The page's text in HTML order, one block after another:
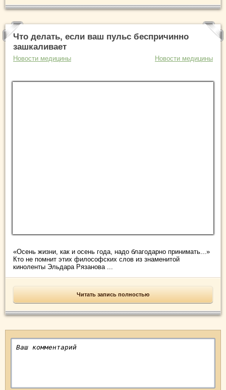
Что делать, если ваш пульс беспричинно
зашкаливает
Новости медицины Новости медицины
«Осень жизни, как и осень года, надо благодарно принимать...»
Кто не помнит этих философских слов из знаменитой
киноленты Эльдара Рязанова ...
Читать запись полностью